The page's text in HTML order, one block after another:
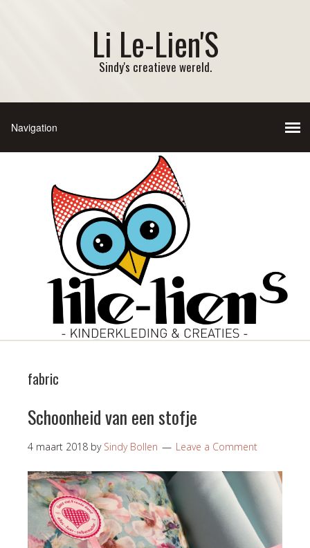
Li Le-Lien'S
Sindy's creatieve wereld.
fabric
Schoonheid van een stofje
4 maart 2018 by Sindy Bollen Leave a Comment